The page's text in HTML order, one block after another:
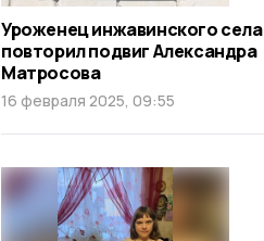
Уроженец инжавинского села
повторил подвиг Александра
Матросова
16 февраля 2025, 09:55